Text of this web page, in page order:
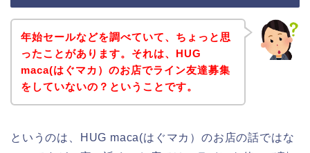
年始セールなどを調べていて、ちょっと思
ったことがあります。それは、HUG
maca(はぐマカ）のお店でライン友達募集
をしていないの？ということです。
というのは、HUG maca(はぐマカ）のお店の話ではな